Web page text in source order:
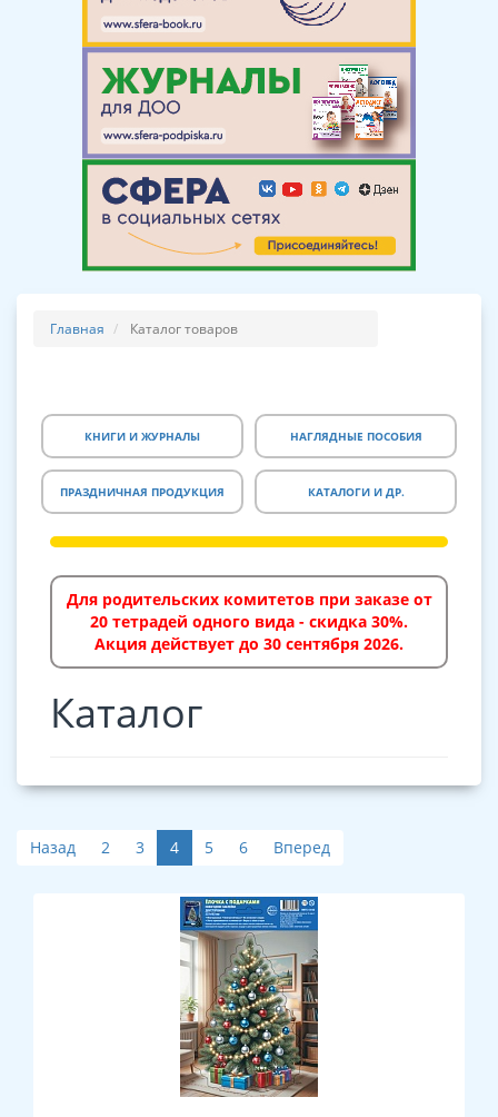
Главная Каталог товаров
КНИГИ И ЖУРНАЛЫ НАГЛЯДНЫЕ ПОСОБИЯ
ПРАЗДНИЧНАЯ ПРОДУКЦИЯ КАТАЛОГИ И ДР.
Для родительских комитетов при заказе от
20 тетрадей одного вида - скидка 30%.
Акция действует до 30 сентября 2026.
Каталог
Назад 2 3 4 5 6 Вперед